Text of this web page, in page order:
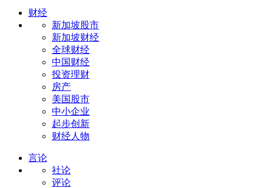
财经
新加坡股市
新加坡财经
全球财经
中国财经
投资理财
房产
美国股市
中小企业
起步创新
财经人物
言论
社论
评论